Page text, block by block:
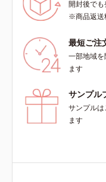
開封後で
※商品返送
最短ご注
一部地域
ます
サンプル
サンプル
ます